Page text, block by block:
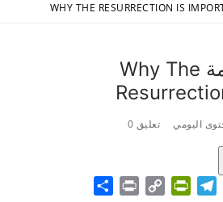
لماذا القيامة مهمة Why The
تعليق 0
Email
Telegram
PrintFriendly
Copy
Print